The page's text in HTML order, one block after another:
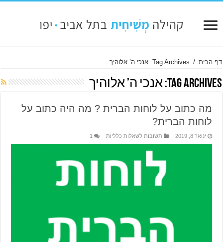
דף הבית / Tag Archives: אנכי ה’ אלוהיך
Tag Archives: אנכי ה’ אלוהיך
מה כתוב על לוחות הברית ? מה היה כתוב על
לוחות הברית?
ינואר 8, 2019 תשובות לשאלות כלליות 1